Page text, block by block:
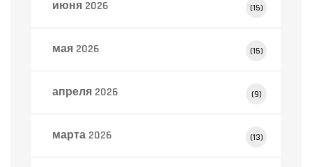
июня 2026 (15)
мая 2026 (15)
апреля 2026 (9)
марта 2026 (13)